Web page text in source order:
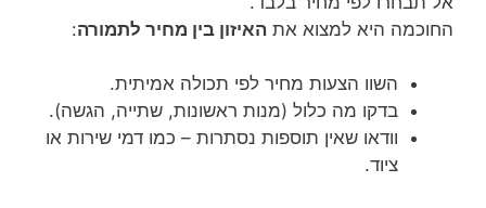
החוכמה היא למצוא את האיזון בין מחיר לתמורה:
השוו הצעות מחיר לפי תכולה אמיתית.
בדקו מה כלול (מנות ראשונות, שתייה, הגשה).
וודאו שאין תוספות נסתרות – כמו דמי שירות או
ציוד.